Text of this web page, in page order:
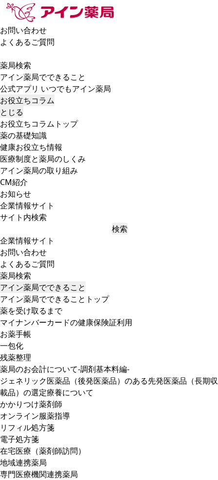
お問い合わせ
よくあるご質問
薬局検索
アイン薬局でできること
公式アプリ いつでもアイン薬局
お役立ちコラム
とじる
お役立ちコラムトップ
薬の基礎知識
健康お役立ち情報
医療制度と薬局のしくみ
アイン薬局の取り組み
CM紹介
お知らせ
企業情報サイト
サイト内検索
検索
企業情報サイト
お問い合わせ
よくあるご質問
薬局検索
アイン薬局でできること
アイン薬局でできることトップ
薬を受け取るまで
マイナンバーカードの健康保険証利用
お薬手帳
一包化
残薬整理
薬局のお会計について-調剤基本料編-
ジェネリック医薬品（後発医薬品）のある先発医薬品（長期収
載品）の選定療養について
かかりつけ薬剤師
オンライン服薬指導
リフィル処方箋
電子処方箋
在宅医療（薬剤師訪問）
地域連携薬局
専門医療機関連携薬局